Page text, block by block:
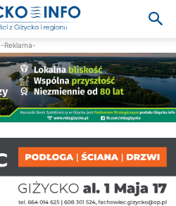
-Reklama-